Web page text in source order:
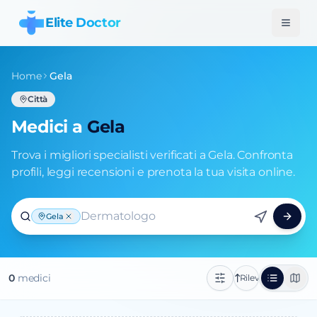
Elite Doctor
Home Gela
Città
Medici a Gela
Trova i migliori specialisti verificati a Gela. Confronta
profili, leggi recensioni e prenota la tua visita online.
Gela Dermatologo
0medici Rilevanza